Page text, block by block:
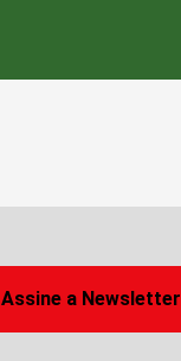
Assine a Newsletter